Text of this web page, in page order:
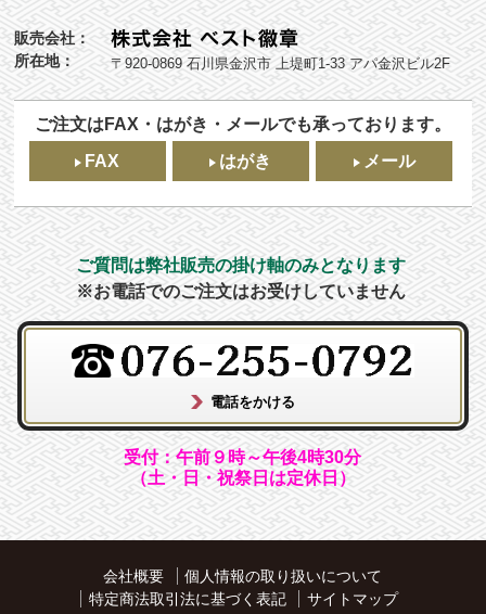
販売会社：
所在地：
〒920-0869 石川県金沢市 上堤町1-33 アパ金沢ビル2F
ご注文はFAX・はがき・メールでも承っております。
FAX
はがき メール
ご質問は弊社販売の掛け軸のみとなります
※お電話でのご注文はお受けしていません
受付：午前９時～午後4時30分
（土・日・祝祭日は定休日）
会社概要
個人情報の取り扱いについて
特定商法取引法に基づく表記
サイトマップ